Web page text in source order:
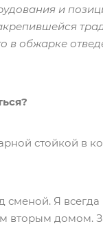
и
в обжарке
стойкой в
Я
вторым домом.